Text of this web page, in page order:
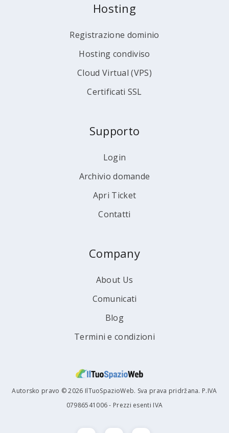
Hosting
Registrazione dominio
Hosting condiviso
Cloud Virtual (VPS)
Certificati SSL
Supporto
Login
Archivio domande
Apri Ticket
Contatti
Company
About Us
Comunicati
Blog
Termini e condizioni
Autorsko pravo © 2026 IlTuoSpazioWeb. Sva prava pridržana. P.IVA
07986541006 - Prezzi esenti IVA